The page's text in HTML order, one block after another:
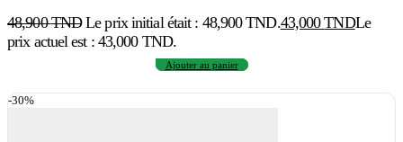
48,900TND Le prix initial était : 48,900 TND.43,000TNDLe
prix actuel est : 43,000 TND.
Ajouter au panier
-30%